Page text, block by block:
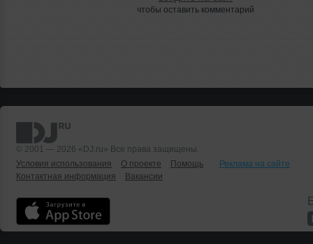
чтобы оставить комментарий
© 2001 — 2026 «DJ.ru» Все права защищены.
Условия использования
О проекте Помощь
Реклама на сайте
Контактная информация
Вакансии